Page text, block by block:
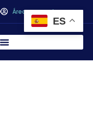
Área personal
ES